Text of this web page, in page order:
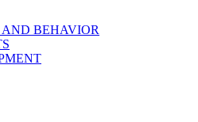
BEHAVIOR